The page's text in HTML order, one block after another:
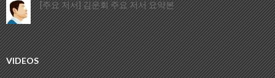
[주요 저서] 김운회 주요 저서 요약본
VIDEOS